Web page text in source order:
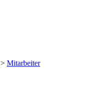
> Mitarbeiter